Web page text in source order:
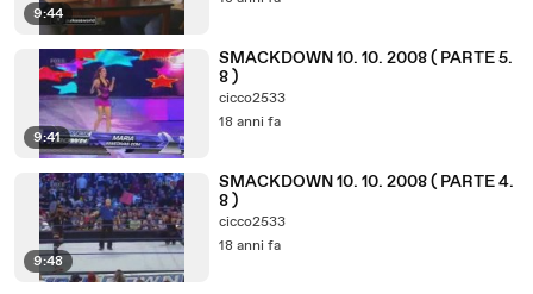
9:44
9:41
SMACKDOWN 10. 10. 2008 ( PARTE 5.
8 )
cicco2533
18 anni fa
9:48
SMACKDOWN 10. 10. 2008 ( PARTE 4.
8 )
cicco2533
18 anni fa